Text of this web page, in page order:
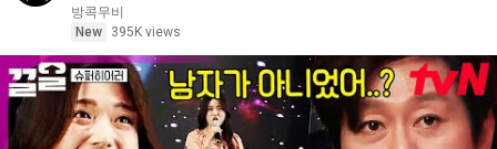
방콕무비
New
395K views